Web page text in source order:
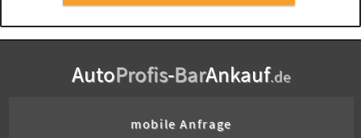
AutoProfis-BarAnkauf.de
mobile Anfrage